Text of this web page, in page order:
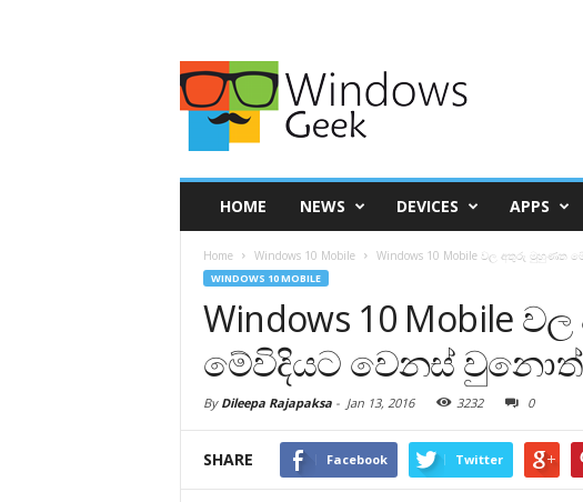
HOME NEWS DEVICES APPS
Home Windows 10 Mobile Windows 10 Mobile වල අතුරු මුහුණත
WINDOWS 10 MOBILE
Windows 10 Mobile
මේවිදියට වෙනස් වුනොත්
By Dileepa Rajapaksa- Jan 13, 2016 3232 0
SHARE Facebook Twitter